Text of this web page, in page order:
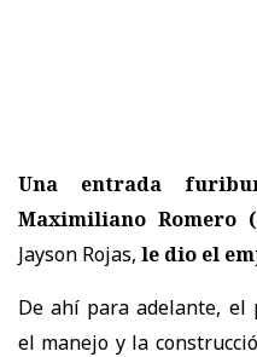
Una entrada
Maximiliano Romero
Jayson Rojas, le dio el
De ahí para adelante,
el manejo y la